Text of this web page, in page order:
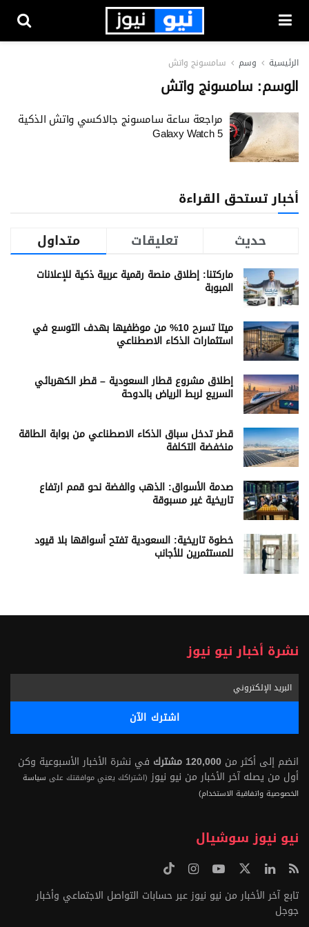
الرئيسية وسم سامسونج واتش
الوسم: سامسونج واتش
مراجعة ساعة سامسونج جالاكسي واتش الذكية
Galaxy Watch 5
أخبار تستحق القراءة
متداول
تعليقات حديث
ماركتنا: إطلاق منصة رقمية عربية ذكية للإعلانات
المبوبة
ميتا تسرح 10% من موظفيها بهدف التوسع في
استثمارات الذكاء الاصطناعي
إطلاق مشروع قطار السعودية – قطر الكهربائي
السريع لربط الرياض بالدوحة
قطر تدخل سباق الذكاء الاصطناعي من بوابة الطاقة
منخفضة التكلفة
صدمة الأسواق: الذهب والفضة نحو قمم ارتفاع
تاريخية غير مسبوقة
خطوة تاريخية: السعودية تفتح أسواقها بلا قيود
للمستثمرين للأجانب
نشرة أخبار نيو نيوز
انضم إلى أكثر من 120,000 مشترك
في نشرة الأخبار الأسبوعية وكن
أول من يصله آخر الأخبار من نيو نيوز (اشتراكك يعني موافقتك على سياسة
الخصوصية واتفاقية الاستخدام)
نيو نيوز سوشيال
تابع آخر الأخبار من نيو نيوز عبر حسابات التواصل الاجتماعي وأخبار
جوجل